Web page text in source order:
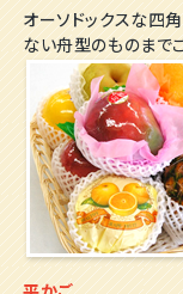
オーソドックスな四
ない舟型のものまで